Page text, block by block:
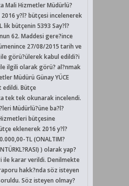
Mali Hizmetler Müdürlü?
y?l? bütçesi incelenerek
lik bütçenin 5393 Say?l?
62. Maddesi gere?ince
27/08/2015 tarih ve
görü?ülerek kabul edildi?i
ilgili olarak görü? al?nmak
Müdürü Günay YÜCE
edildi. Bütçe
tek tek okunarak incelendi.
Müdürlü?üne ba?l?
bütçesine
eklenerek 2016 y?l?
TL (ONALTIM?
) olarak yap?
ile karar verildi. Denilmekte
hakk?nda söz isteyen
Söz isteyen olmay?